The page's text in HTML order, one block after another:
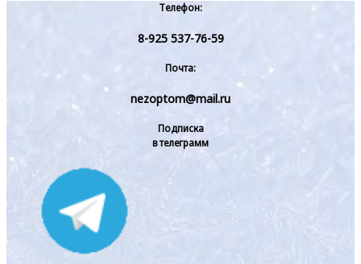
Телефон:
8-925 537-76-59
Почта:
nezoptom@mail.ru
Подписка
в телеграмм